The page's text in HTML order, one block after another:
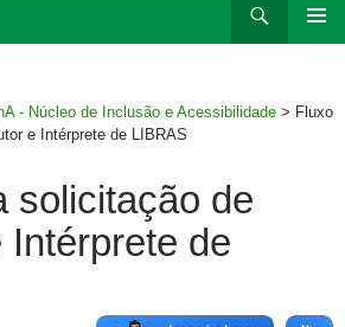
- Núcleo de Inclusão e Acessibilidade > Fluxo
e Intérprete de LIBRAS
solicitação de
Intérprete de